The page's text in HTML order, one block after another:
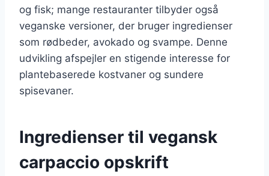
og fisk; mange restauranter tilbyder også
veganske versioner, der bruger ingredienser
som rødbeder, avokado og svampe. Denne
udvikling afspejler en stigende interesse for
plantebaserede kostvaner og sundere
spisevaner.
Ingredienser til vegansk
carpaccio opskrift